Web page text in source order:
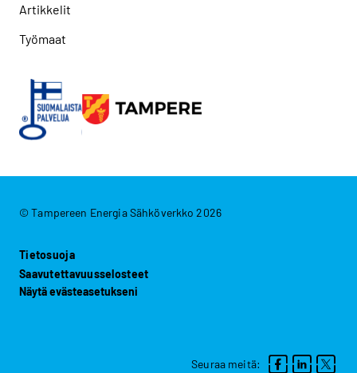
Artikkelit
Työmaat
© Tampereen Energia Sähköverkko 2026
Tietosuoja
Saavutettavuusselosteet
Näytä evästeasetukseni
Seuraa meitä: